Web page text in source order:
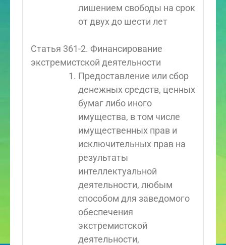
лишением свободы на срок
от двух до шести лет
Статья 361-2. Финансирование
экстремистской деятельности
Предоставление или сбор
денежных средств, ценных
бумаг либо иного
имущества, в том числе
имущественных прав и
исключительных прав на
результаты
интеллектуальной
деятельности, любым
способом для заведомого
обеспечения
экстремистской
деятельности,